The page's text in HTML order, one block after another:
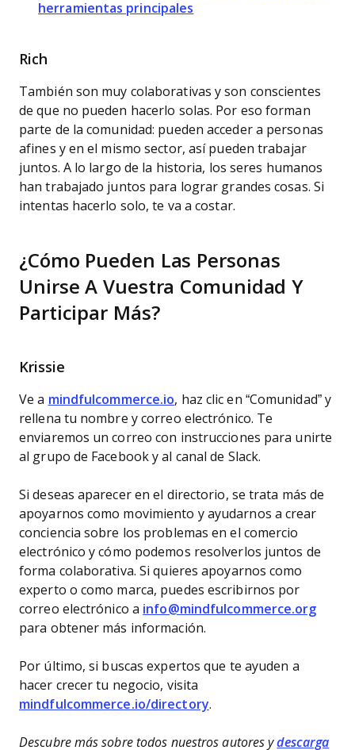
herramientas principales
Rich
También son muy colaborativas y son conscientes
de que no pueden hacerlo solas. Por eso forman
parte de la comunidad: pueden acceder a personas
afines y en el mismo sector, así pueden trabajar
juntos. A lo largo de la historia, los seres humanos
han trabajado juntos para lograr grandes cosas. Si
intentas hacerlo solo, te va a costar.
¿Cómo Pueden Las Personas
Unirse A Vuestra Comunidad Y
Participar Más?
Krissie
Ve a mindfulcommerce.io, haz clic en “Comunidad” y
rellena tu nombre y correo electrónico. Te
enviaremos un correo con instrucciones para unirte
al grupo de Facebook y al canal de Slack.
Si deseas aparecer en el directorio, se trata más de
apoyarnos como movimiento y ayudarnos a crear
conciencia sobre los problemas en el comercio
electrónico y cómo podemos resolverlos juntos de
forma colaborativa. Si quieres apoyarnos como
experto o como marca, puedes escribirnos por
correo electrónico a info@mindfulcommerce.org
para obtener más información.
Por último, si buscas expertos que te ayuden a
hacer crecer tu negocio, visita
mindfulcommerce.io/directory.
Descubre más sobre todos nuestros autores ydescarga